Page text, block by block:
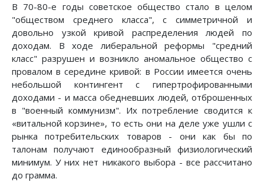
В 70-80-е годы советское общество стало в целом
"обществом среднего класса", с симметричной и
довольно узкой кривой распределения людей по
доходам. В ходе либеральной реформы "средний
класс" разрушен и возникло аномальное общество с
провалом в середине кривой: в России имеется очень
небольшой контингент с гипертрофированными
доходами - и масса обедневших людей, отброшенных
в "военный коммунизм". Их потребление сводится к
«витальной корзине», то есть они на деле уже ушли с
рынка потребительских товаров - они как бы по
талонам получают единообразный физиологический
минимум. У них нет никакого выбора - все рассчитано
до грамма.